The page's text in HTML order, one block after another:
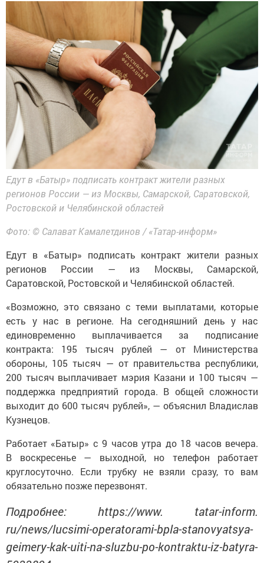
Едут в «Батыр» подписать контракт жители разных
регионов России — из Москвы, Самарской, Саратовской,
Ростовской и Челябинской областей
Фото: © Салават Камалетдинов / «Татар-информ»
Едут в «Батыр» подписать контракт жители разных
регионов России — из Москвы, Самарской,
Саратовской, Ростовской и Челябинской областей.
«Возможно, это связано с теми выплатами, которые
есть у нас в регионе. На сегодняшний день у нас
единовременно выплачивается за подписание
контракта: 195 тысяч рублей — от Министерства
обороны, 105 тысяч — от правительства республики,
200 тысяч выплачивает мэрия Казани и 100 тысяч —
поддержка предприятий города. В общей сложности
выходит до 600 тысяч рублей», — объяснил Владислав
Кузнецов.
Работает «Батыр» с 9 часов утра до 18 часов вечера.
В воскресенье — выходной, но телефон работает
круглосуточно. Если трубку не взяли сразу, то вам
обязательно позже перезвонят.
Подробнее: https://www. tatar-inform.
ru/news/lucsimi-operatorami-bpla-stanovyatsya-
geimery-kak-uiti-na-sluzbu-po-kontraktu-iz-batyra-